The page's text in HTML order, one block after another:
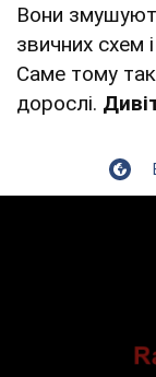
Вони
звичних схем і
Саме тому
дорослі.